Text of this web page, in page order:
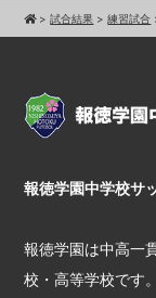
>試合結果 >練習試合
報徳学園中学校サ
報徳学園は中高一
校・高等学校です